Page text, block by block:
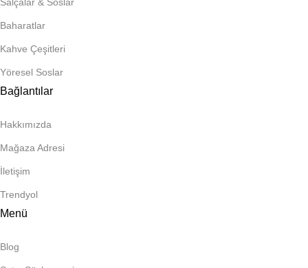
Baharatlar
Kahve Çeşitleri
Yöresel Soslar
Bağlantılar
Hakkımızda
Mağaza Adresi
İletişim
Trendyol
Menü
Blog